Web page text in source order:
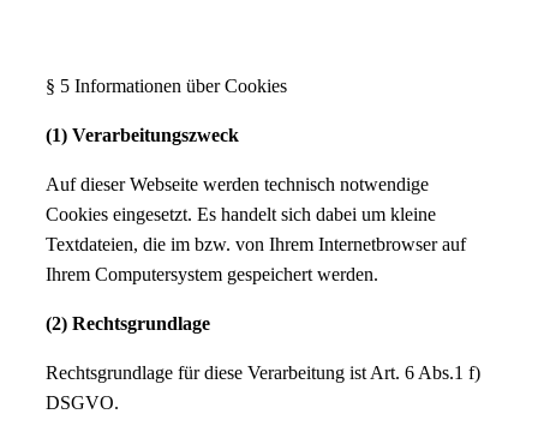
§ 5 Informationen über Cookies
(1) Verarbeitungszweck
Auf dieser Webseite werden technisch notwendige
Cookies eingesetzt. Es handelt sich dabei um kleine
Textdateien, die im bzw. von Ihrem Internetbrowser auf
Ihrem Computersystem gespeichert werden.
(2) Rechtsgrundlage
Rechtsgrundlage für diese Verarbeitung ist Art. 6 Abs.1 f)
DSGVO.